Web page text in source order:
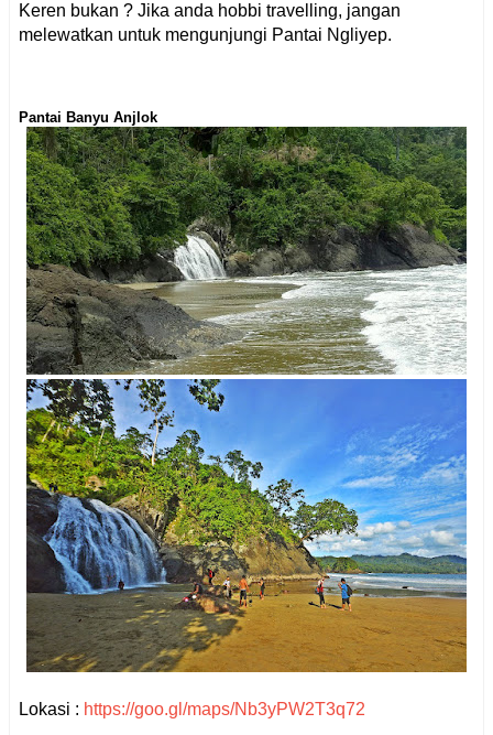
Keren bukan ? Jika anda hobbi travelling, jangan
melewatkan untuk mengunjungi Pantai Ngliyep.
Pantai Banyu Anjlok
Lokasi : https://goo.gl/maps/Nb3yPW2T3q72